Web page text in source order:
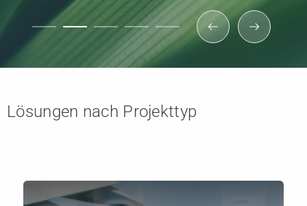
Lösungen nach Projekttyp